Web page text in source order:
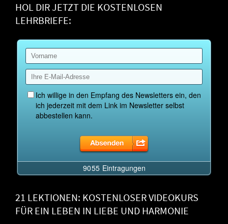
HOL DIR JETZT DIE KOSTENLOSEN
LEHRBRIEFE:
21 LEKTIONEN: KOSTENLOSER VIDEOKURS
FÜR EIN LEBEN IN LIEBE UND HARMONIE